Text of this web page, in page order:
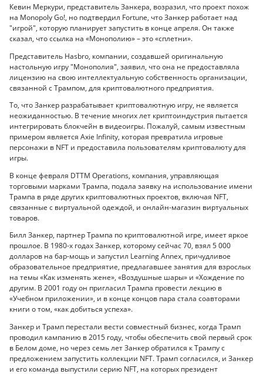
Кевин Меркури, представитель Занкера, возразил, что проект похож
на Monopoly Go!, но подтвердил Fortune, что Занкер работает над
"игрой", которую планирует запустить в конце апреля. Он также
сказал, что ссылка на «Монополию» – это «сплетни».
Представитель Hasbro, компании, создавшей оригинальную
настольную игру "Монополия", заявил, что она не предоставляла
лицензию на свою интеллектуальную собственность организации,
связанной с Трампом, для криптовалютного предприятия.
То, что Занкер разрабатывает криптовалютную игру, не является
неожиданностью. В течение многих лет криптоиндустрия пытается
интегрировать блокчейн в видеоигры. Пожалуй, самым известным
примером является Axie Infinity, которая превратила игровые
персонажи в NFT и предоставила пользователям криптовалюту для
игры.
В конце февраля DTTM Operations, компания, управляющая
торговыми марками Трампа, подала заявку на использование имени
Трампа в ряде других криптовалютных проектов, включая NFT,
связанные с виртуальной одеждой, и онлайн-магазин виртуальных
товаров.
Билл Занкер, партнер Трампа по криптовалютной игре, имеет яркое
прошлое. В 1980-х годах Занкер, которому сейчас 70, взял 5 000
долларов на бар-мощь и запустил Learning Annex, причудливое
образовательное предприятие, предлагавшее занятия для взрослых
на темы «Как изменять жене», «Воздушные шары» и «Хождение по
другим. В 2001 году он пригласил Трампа провести лекцию в
«Учебном приложении», и в конце концов пара стала соавторами
книги о том, «как добиться успеха».
Занкер и Трамп перестали вести совместный бизнес, когда Трамп
проводил кампанию в 2015 году, чтобы обеспечить свой первый срок
в Белом доме, но через семь лет Занкер обратился к Трампу с
предложением запустить коллекции NFT. Трамп согласился, и Занкер
и его команда выпустили серию NFT, на которых президент